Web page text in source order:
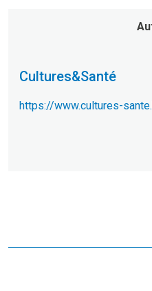
Cultures&Santé
https://www.cultures-